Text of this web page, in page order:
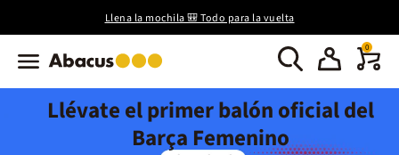
Llena la mochila 🎒 Todo para la vuelta
0
Llévate el primer balón oficial del
Barça Femenino